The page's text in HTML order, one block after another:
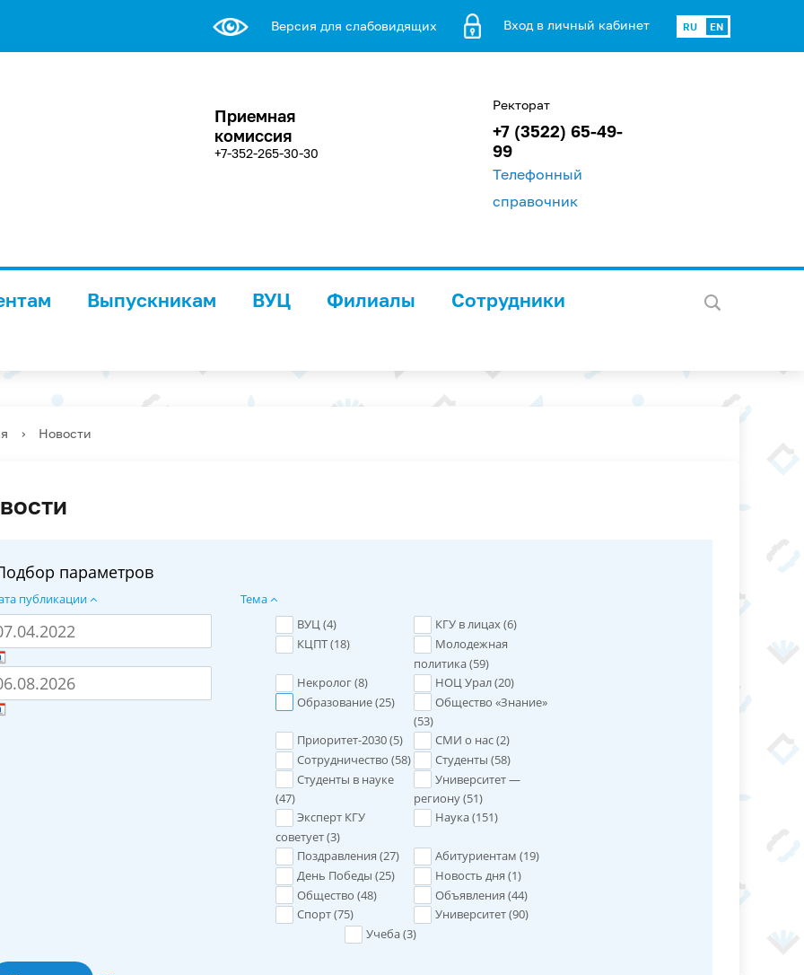
Версия для слабовидящих Вход в личный кабинет RU EN
Приемная
комиссия
+7-352-265-30-30
Ректорат
+7 (3522) 65-49-
99
Телефонный
справочник
Выпускникам ВУЦ Филиалы Сотрудники
› Новости
параметров
публикации
Тема
ВУЦ (4) КГУ в лицах (6)
КЦПТ (18)
Молодежная
политика (59)
Некролог (8) НОЦ Урал (20)
Образование (25)
Общество «Знание»
(53)
Приоритет-2030 (5) СМИ о нас (2)
Сотрудничество (58) Студенты (58)
Студенты в науке
(47)
Университет —
региону (51)
Эксперт КГУ
советует (3)
Наука (151)
Поздравления (27) Абитуриентам (19)
День Победы (25) Новость дня (1)
Общество (48) Объявления (44)
Спорт (75) Университет (90)
Учеба (3)